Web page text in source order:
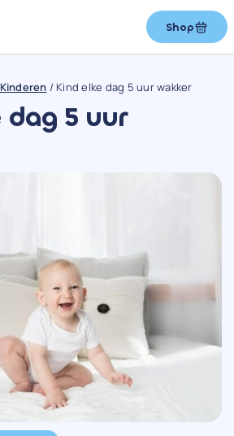
Shop
/ Kind elke dag 5 uur wakker
5 uur